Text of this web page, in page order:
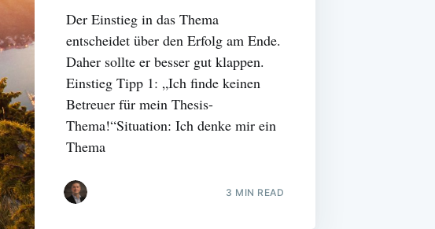
Der Einstieg in das Thema
entscheidet über den Erfolg am Ende.
Daher sollte er besser gut klappen.
Einstieg Tipp 1: „Ich finde keinen
Betreuer für mein Thesis-
Thema!“Situation: Ich denke mir ein
Thema
3 MIN READ